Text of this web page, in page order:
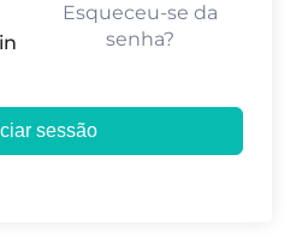
Esqueceu-se da
senha?
sessão